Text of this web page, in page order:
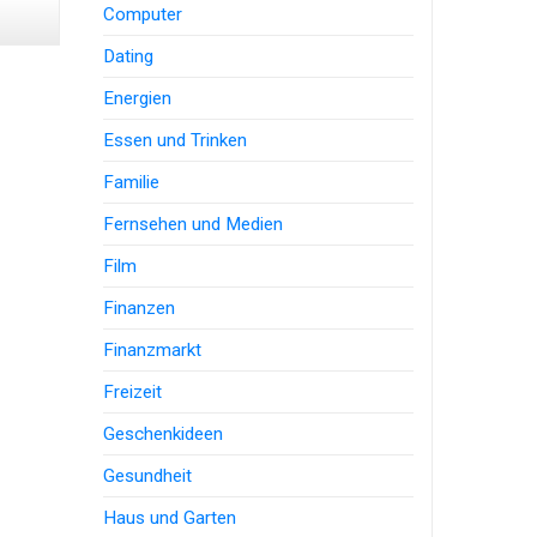
Computer
Dating
Energien
Essen und Trinken
Familie
Fernsehen und Medien
Film
Finanzen
Finanzmarkt
Freizeit
Geschenkideen
Gesundheit
Haus und Garten